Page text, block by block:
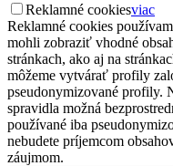
Reklamné cookiesviac
Reklamné cookies
mohli zobraziť vhodné
stránkach, ako aj na
môžeme vytvárať profily
pseudonymizované profily.
spravidla možná
používané iba
nebudete príjemcom
záujmom.